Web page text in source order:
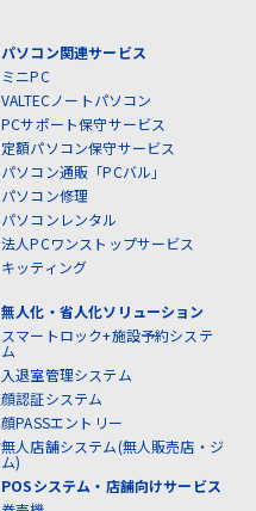
パソコン関連サービス
ミニPC
VALTECノートパソコン
PCサポート保守サービス
定額パソコン保守サービス
パソコン通販「PCバル」
パソコン修理
パソコンレンタル
法人PCワンストップサービス
キッティング
無人化・省人化ソリューション
スマートロック+施設予約システ
ム
入退室管理システム
顔認証システム
顔PASSエントリー
無人店舗システム(無人販売店・ジ
ム)
POSシステム・店舗向けサービス